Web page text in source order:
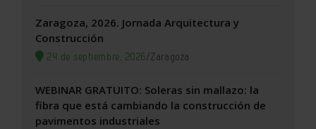
Zaragoza, 2026. Jornada Arquitectura y
Construcción
24 de septiembre, 2026/Zaragoza
WEBINAR GRATUITO: Soleras sin mallazo: la
fibra que está cambiando la construcción de
pavimentos industriales